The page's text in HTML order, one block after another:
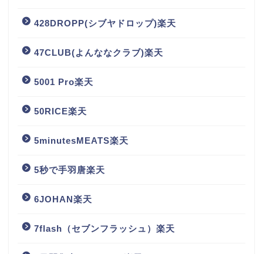
428DROPP(シブヤドロップ)楽天
47CLUB(よんななクラブ)楽天
5001 Pro楽天
50RICE楽天
5minutesMEATS楽天
5秒で手羽唐楽天
6JOHAN楽天
7flash（セブンフラッシュ）楽天